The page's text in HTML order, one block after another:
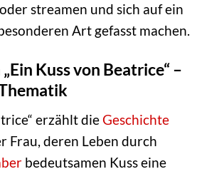
streamen und sich auf ein
Art gefasst machen.
Kuss von Beatrice“ –
erzählt dieGeschichte
Frau, deren Leben durch
bedeutsamen Kuss eine